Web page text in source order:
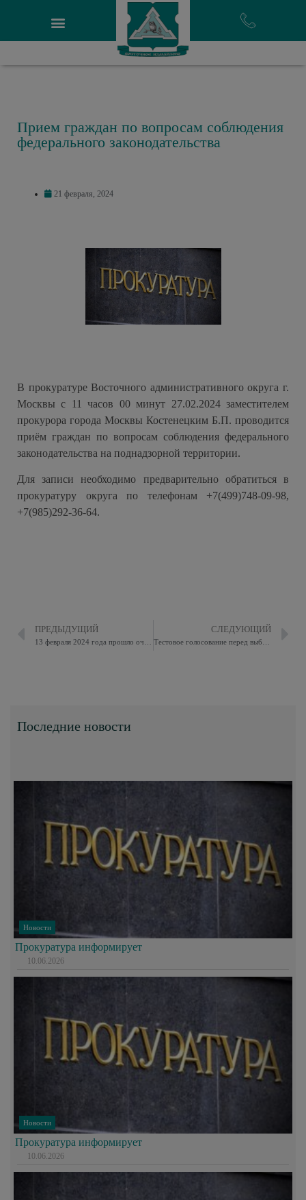
Прием граждан по вопросам соблюдения
федерального законодательства
21 февраля, 2024
В прокуратуре Восточного административного округа г.
Москвы с 11 часов 00 минут 27.02.2024 заместителем
прокурора города Москвы Костенецким Б.П. проводится
приём граждан по вопросам соблюдения федерального
законодательства на поднадзорной территории.
Для записи необходимо предварительно обратиться в
прокуратуру округа по телефонам +7(499)748-09-98,
+7(985)292-36-64.
ПРЕДЫДУЩИЙ СЛЕДУЮЩИЙ
Последние новости
Новости
Прокуратура информирует
10.06.2026
Новости
Прокуратура информирует
10.06.2026